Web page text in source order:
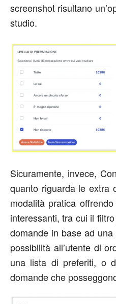
screenshot risultano
studio.
Sicuramente, invece,
quanto riguarda le extra
modalità pratica
interessanti, tra cui il
domande in base ad
possibilità all’utente di
una lista di preferiti, o
domande che